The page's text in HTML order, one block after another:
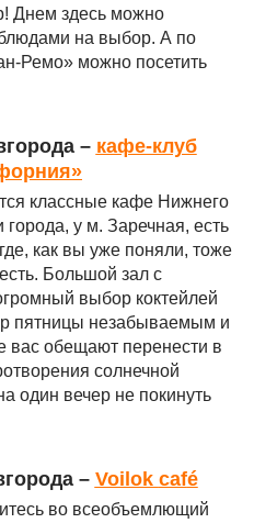
Днем здесь можно
на выбор. А по
Ремо» можно посетить
– кафе-клуб
классные кафе Нижнего
у м. Заречная, есть
как вы уже поняли, тоже
Большой зал с
выбор коктейлей
пятницы незабываемым и
обещают перенести в
солнечной
один вечер не покинуть
– Voilok café
во всеобъемлющий